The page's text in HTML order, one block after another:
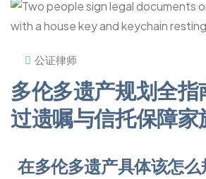
公证律师
多伦多遗产规划全指
过遗嘱与信托保障家
在多伦多遗产具体该怎么